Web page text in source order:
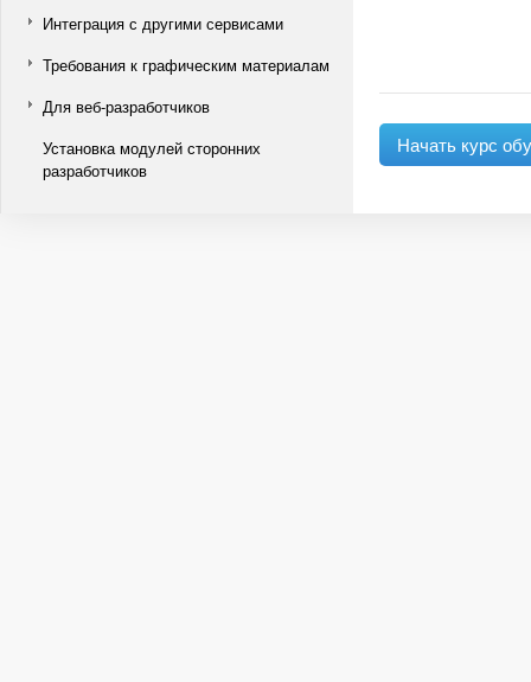
Интеграция с другими сервисами
Требования к графическим материалам
Для веб-разработчиков
Установка модулей сторонних
разработчиков
Начать курс